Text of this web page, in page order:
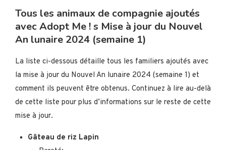
Tous les animaux de compagnie ajoutés
avec Adopt Me ! s Mise à jour du Nouvel
An lunaire 2024 (semaine 1)
La liste ci-dessous détaille tous les familiers ajoutés avec
la mise à jour du Nouvel An lunaire 2024 (semaine 1) et
comment ils peuvent être obtenus. Continuez à lire au-delà
de cette liste pour plus d’informations sur le reste de cette
mise à jour.
Gâteau de riz Lapin